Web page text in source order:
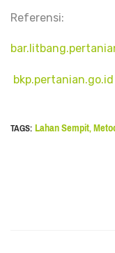
Referensi:
bkp.pertanian.go.id
TAGS:Lahan Sempit,